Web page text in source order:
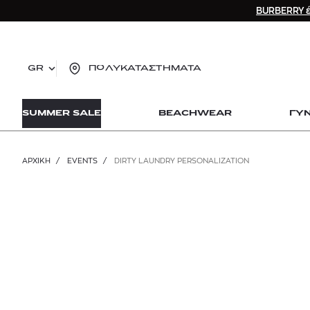
GR ΠΟΛΥΚΑΤΑΣΤΗΜΑΤΑ
SUMMER SALE BEACHWEAR
ΑΡΧΙΚΉ / EVENTS / DIRTY LAUNDRY PERSONALIZATION